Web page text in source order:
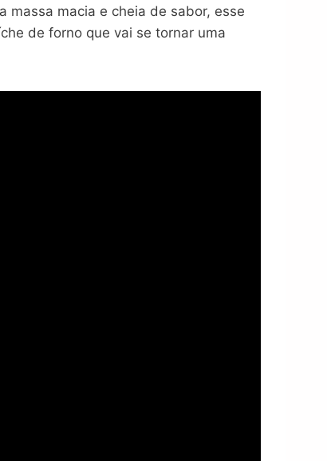
massa macia e cheia de sabor, esse
de forno que vai se tornar uma